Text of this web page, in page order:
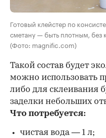
Готовый клейстер по
сметану — быть плотным,
(Фото: magnific.com)
Такой состав будет
можно использовать
либо для склеивания
заделки небольших
Что потребуется:
чистая вода — 1 л;